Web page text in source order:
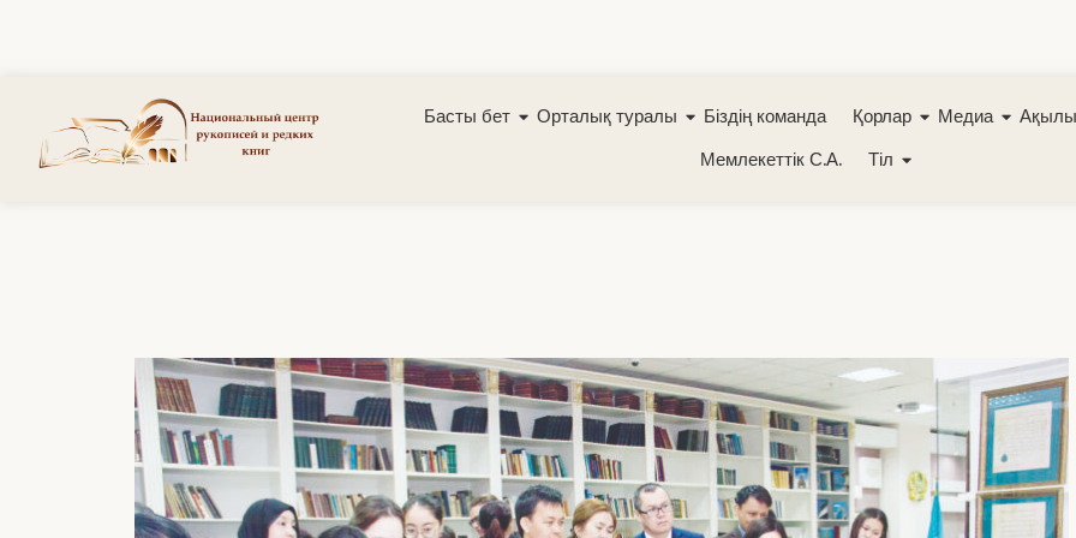
Басты бет Орталық туралы Біздің команда Қорлар Медиа
Мемлекеттік С.А.
Тіл